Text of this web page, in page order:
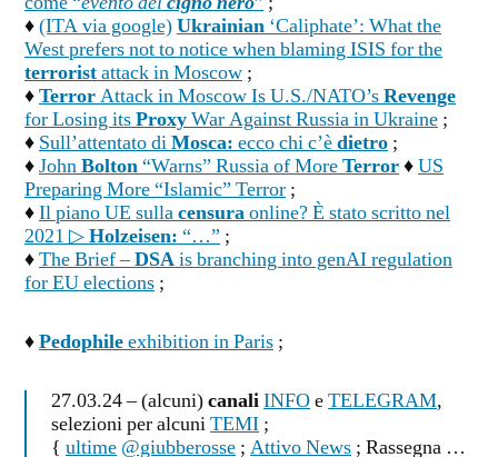
♦(ITA via google)Ukrainian ‘Caliphate’: What the
West prefers not to notice when blaming ISIS for the
terroristattack in Moscow ;
♦TerrorAttack in Moscow Is U.S./NATO’sRevenge
for Losing itsProxyWar Against Russia in Ukraine ;
♦ Sull’attentato diMosca: ecco chi c’èdietro ;
♦JohnBolton“Warns” Russia of MoreTerror♦US
Preparing More “Islamic” Terror ;
♦Il piano UE sullacensuraonline? È stato scritto nel
2021 ▷Holzeisen: “…” ;
♦The Brief –DSAis branching into genAI regulation
for EU elections ;
♦Pedophileexhibition in Paris ;
27.03.24 – (alcuni)canaliINFOeTELEGRAM,
selezioni per alcuniTEMI ;
{ ultime @giubberosse ; Attivo News ; Rassegna …